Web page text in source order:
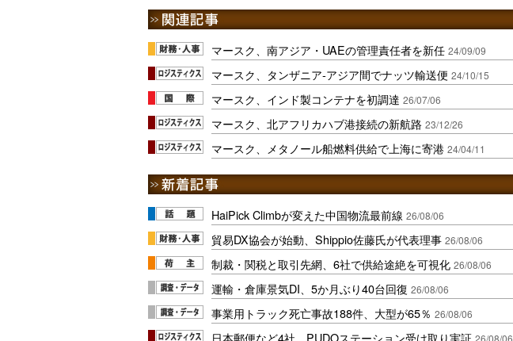
マースク、南アジア・UAEの管理責任者を新任 24/09/09
マースク、タンザニア‐アジア間でナッツ輸送便 24/10/15
マースク、インド製コンテナを初調達 26/07/06
マースク、北アフリカハブ港接続の新航路 23/12/26
マースク、メタノール船燃料供給で上海に寄港 24/04/11
HaiPick Climbが変えた中国物流最前線 26/08/06
貿易DX協会が始動、Shippio佐藤氏が代表理事 26/08/06
制裁・関税と取引先網、6社で供給途絶を可視化 26/08/06
運輸・倉庫景気DI、5か月ぶり40台回復 26/08/06
事業用トラック死亡事故188件、大型が65％ 26/08/06
日本郵便など4社、PUDOステーション受け取り実証 26/08/06